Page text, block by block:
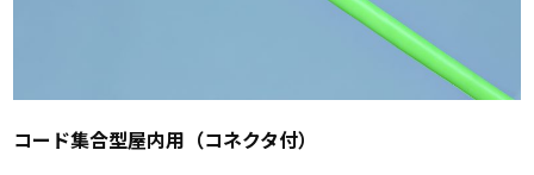
コード集合型屋内用（コネクタ付）